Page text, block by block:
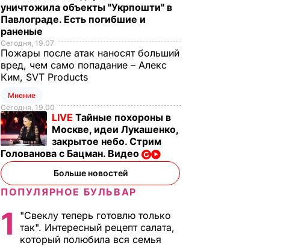
уничтожила объекты "Укрпошти" в
Павлограде. Есть погибшие и
раненые
Сегодня, 19.07
Пожары после атак наносят больший
вред, чем само попадание – Алекс
Ким, SVT Products
Мнение
Сегодня, 19.00
LIVE Тайные похороны в
Москве, идеи Лукашенко,
закрытое небо. Стрим
Голованова с Бацман. Видео
Больше новостей
ПОПУЛЯРНОЕ БУЛЬВАР
1
"Свеклу теперь готовлю только
так". Интересный рецепт салата,
который полюбила вся семья